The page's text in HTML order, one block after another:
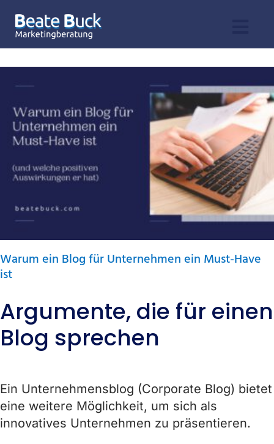
Inhalt
springen
Leistungen
Angebot
Praxiswissen
Profil & Bücher
Kontakt
Warum ein Blog für Unternehmen ein Must-Have
ist
Argumente, die für einen
Blog sprechen
Ein Unternehmensblog (Corporate Blog) bietet
eine weitere Möglichkeit, um sich als
innovatives Unternehmen zu präsentieren.